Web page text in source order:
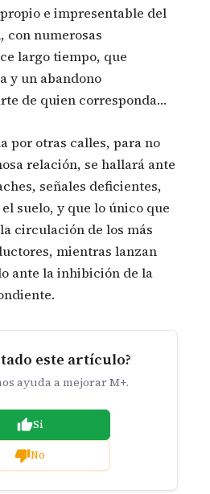
e impresentable del
con numerosas
largo tiempo, que
y un abandono
de quien corresponda…
por otras calles, para no
relación, se hallará ante
señales deficientes,
suelo, y que lo único que
circulación de los más
mientras lanzan
ante la inhibición de la
este artículo?
ayuda a mejorar M+.
Si
No